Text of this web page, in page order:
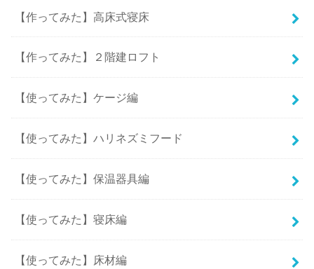
【作ってみた】高床式寝床
【作ってみた】２階建ロフト
【使ってみた】ケージ編
【使ってみた】ハリネズミフード
【使ってみた】保温器具編
【使ってみた】寝床編
【使ってみた】床材編